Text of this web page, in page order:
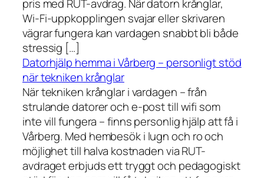
pris med RUT-avdrag. När datorn krånglar,
Wi-Fi-uppkopplingen svajar eller skrivaren
vägrar fungera kan vardagen snabbt bli både
stressig […]
Datorhjälp hemma i Vårberg – personligt stöd
när tekniken krånglar
När tekniken krånglar i vardagen – från
strulande datorer och e-post till wifi som
inte vill fungera – finns personlig hjälp att få i
Vårberg. Med hembesök i lugn och ro och
möjlighet till halva kostnaden via RUT-
avdraget erbjuds ett tryggt och pedagogiskt